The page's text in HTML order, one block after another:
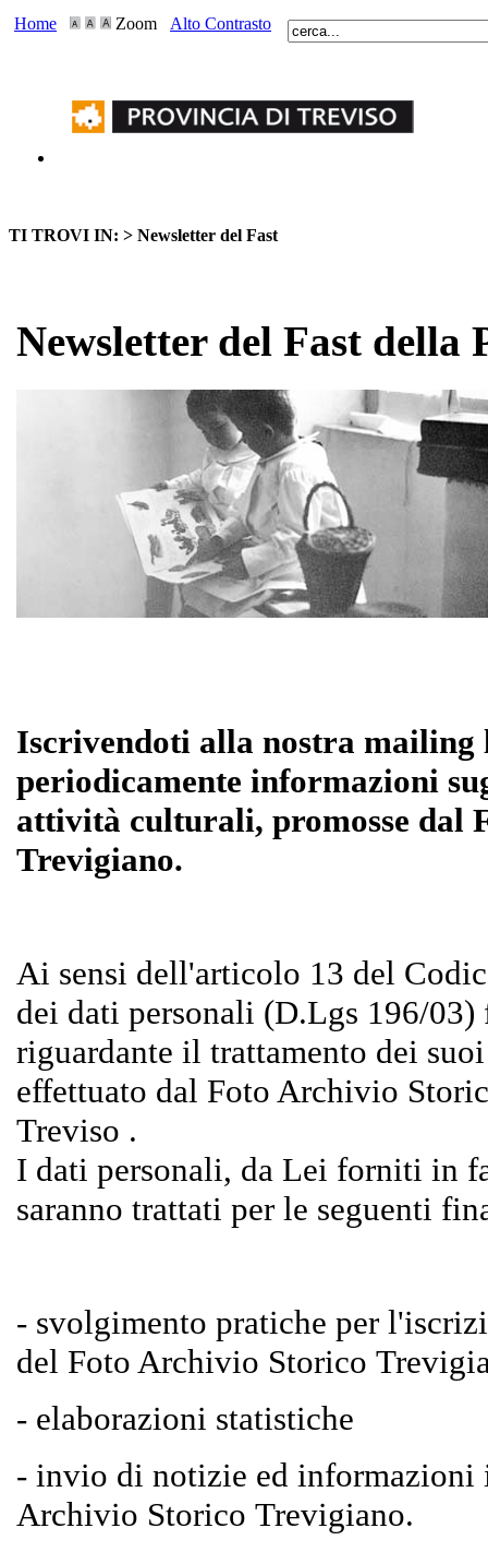
Home Zoom Alto Contrasto
TI TROVI IN: > Newsletter del Fast
Newsletter del Fast della
Iscrivendoti alla nostra mailing
periodicamente informazioni
attività culturali, promosse dal
Trevigiano.
Ai sensi dell'articolo 13 del
dei dati personali (D.Lgs 196/
riguardante il trattamento dei
effettuato dal Foto Archivio
Treviso .
I dati personali, da Lei forniti in
saranno trattati per le seguenti
- svolgimento pratiche per
del Foto Archivio Storico
- elaborazioni statistiche
- invio di notizie ed informazioni
Archivio Storico Trevigiano.